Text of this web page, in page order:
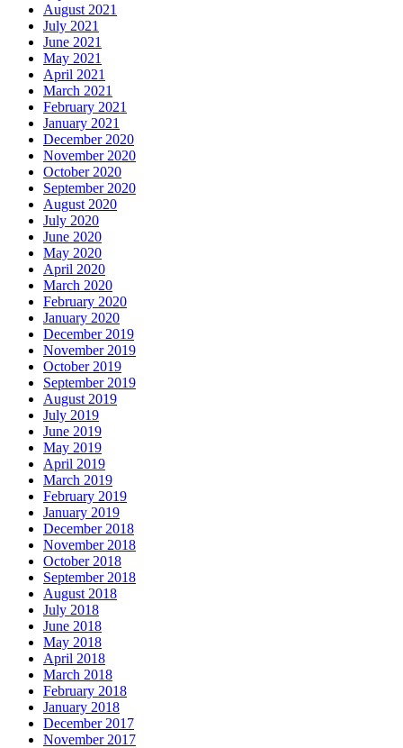
August 2021
July 2021
June 2021
May 2021
April 2021
March 2021
February 2021
January 2021
December 2020
November 2020
October 2020
September 2020
August 2020
July 2020
June 2020
May 2020
April 2020
March 2020
February 2020
January 2020
December 2019
November 2019
October 2019
September 2019
August 2019
July 2019
June 2019
May 2019
April 2019
March 2019
February 2019
January 2019
December 2018
November 2018
October 2018
September 2018
August 2018
July 2018
June 2018
May 2018
April 2018
March 2018
February 2018
January 2018
December 2017
November 2017